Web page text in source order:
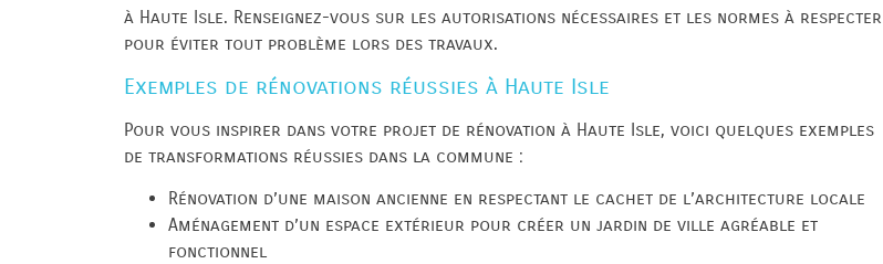
à Haute Isle. Renseignez-vous sur les autorisations nécessaires et les normes à respecter
pour éviter tout problème lors des travaux.
Exemples de rénovations réussies à Haute Isle
Pour vous inspirer dans votre projet de rénovation à Haute Isle, voici quelques exemples
de transformations réussies dans la commune :
Rénovation d’une maison ancienne en respectant le cachet de l’architecture locale
Aménagement d’un espace extérieur pour créer un jardin de ville agréable et
fonctionnel